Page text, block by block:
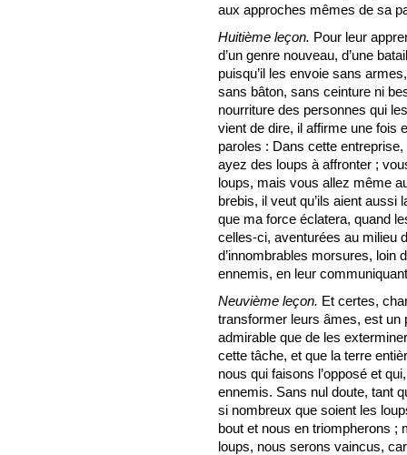
aux approches mêmes de sa
Huitième leçon. Pour leur
d’un genre nouveau, d’une
puisqu’il les envoie sans
sans bâton, sans ceinture ni
nourriture des personnes qui
vient de dire, il affirme une fois
paroles : Dans cette
ayez des loups à affronter ;
loups, mais vous allez même
brebis, il veut qu’ils aient aussi
que ma force éclatera, quand
celles-ci, aventurées au milieu
d’innombrables morsures, loin
ennemis, en leur
Neuvième leçon. Et certes,
transformer leurs âmes, est un
admirable que de les
cette tâche, et que la terre
nous qui faisons l’opposé et
ennemis. Sans nul doute, tant
si nombreux que soient les
bout et nous en triompherons
loups, nous serons vaincus,